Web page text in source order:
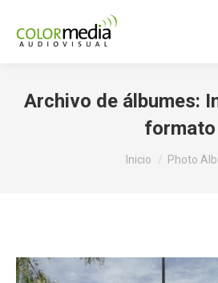
Archivo de álbumes:
formato
Estás aquí:
Inicio Photo